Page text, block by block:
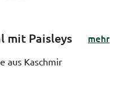
mit Paisleys
mehr
aus Kaschmir